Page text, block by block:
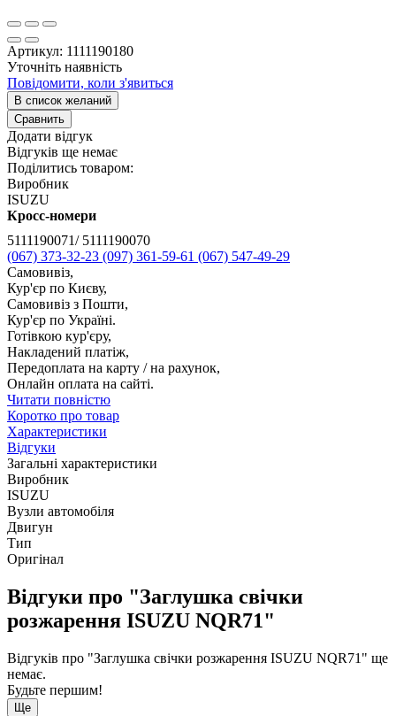
Артикул: 1111190180
Уточніть наявність
Повідомити, коли з'явиться
В список желаний
Сравнить
Додати відгук
Відгуків ще немає
Поділитись товаром:
Виробник
ISUZU
Кросс-номери
5111190071/ 5111190070
(067) 373-32-23 (097) 361-59-61 (067) 547-49-29
Самовивіз,
Кур'єр по Києву,
Самовивіз з Пошти,
Кур'єр по Україні.
Готівкою кур'єру,
Накладений платіж,
Передоплата на карту / на рахунок,
Онлайн оплата на сайті.
Читати повністю
Коротко про товар
Характеристики
Відгуки
Загальні характеристики
Виробник
ISUZU
Вузли автомобіля
Двигун
Тип
Оригінал
Відгуки про "Заглушка свічки
розжарення ISUZU NQR71"
Відгуків про "Заглушка свічки розжарення ISUZU NQR71" ще
немає.
Будьте першим!
Ще